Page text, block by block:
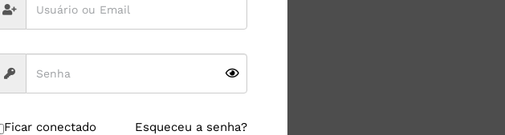
Ficar conectado Esqueceu a senha?